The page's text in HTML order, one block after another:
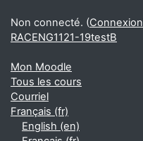
Non connecté. (Connexion
RACENG1121-19testB
Mon Moodle
Tous les cours
Courriel
Français ‎(fr)‎
English ‎(en)‎